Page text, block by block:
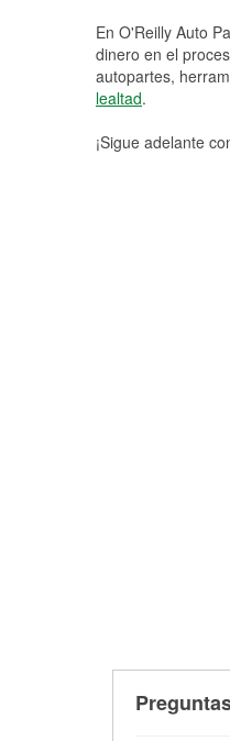
En O'Reilly Auto
dinero en el
autopartes,
lealtad.
¡Sigue adelante